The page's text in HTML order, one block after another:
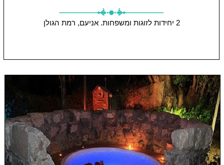
2 יחידות לזוגות ומשפחות. אניעם, רמת הגולן